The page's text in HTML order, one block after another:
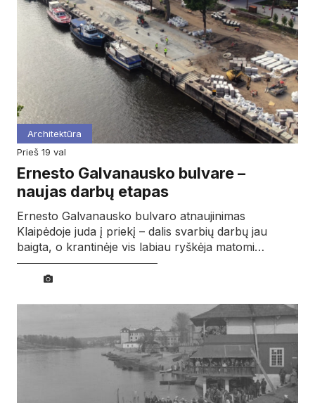
Architektūra
prieš 19 val
Ernesto Galvanausko bulvare –
naujas darbų etapas
Ernesto Galvanausko bulvaro atnaujinimas
Klaipėdoje juda į priekį – dalis svarbių darbų jau
baigta, o krantinėje vis labiau ryškėja matomi…